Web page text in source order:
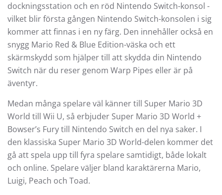
dockningsstation och en röd Nintendo Switch-konsol -
vilket blir första gången Nintendo Switch-konsolen i sig
kommer att finnas i en ny färg. Den innehåller också en
snygg Mario Red & Blue Edition-väska och ett
skärmskydd som hjälper till att skydda din Nintendo
Switch när du reser genom Warp Pipes eller är på
äventyr.
Medan många spelare väl känner till Super Mario 3D
World till Wii U, så erbjuder Super Mario 3D World +
Bowser’s Fury till Nintendo Switch en del nya saker. I
den klassiska Super Mario 3D World-delen kommer det
gå att spela upp till fyra spelare samtidigt, både lokalt
och online. Spelare väljer bland karaktärerna Mario,
Luigi, Peach och Toad.